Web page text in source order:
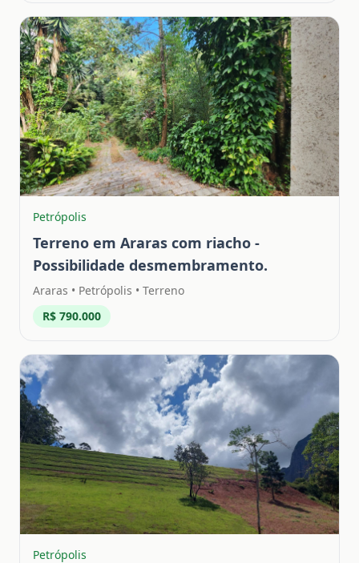
Petrópolis
Terreno em Araras com riacho -
Possibilidade desmembramento.
Araras • Petrópolis • Terreno
R$ 790.000
Petrópolis